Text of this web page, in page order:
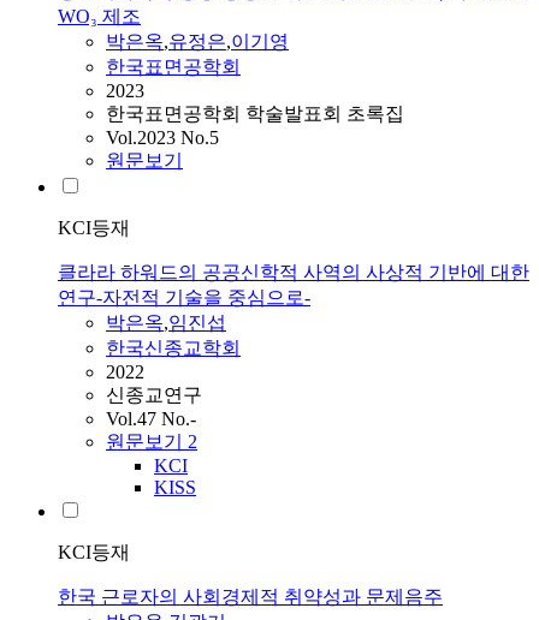
WO₃ 제조
박은옥,유정은,이기영
한국표면공학회
2023
한국표면공학회 학술발표회 초록집
Vol.2023 No.5
원문보기
KCI등재
클라라 하워드의 공공신학적 사역의 사상적 기반에 대한
연구-자전적 기술을 중심으로-
박은옥,임진섭
한국신종교학회
2022
신종교연구
Vol.47 No.-
원문보기 2
KCI
KISS
KCI등재
한국 근로자의 사회경제적 취약성과 문제음주